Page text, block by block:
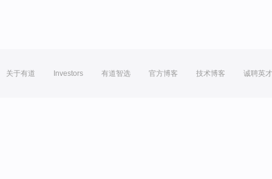
关于有道 Investors 有道智选 官方博客 技术博客 诚聘英才